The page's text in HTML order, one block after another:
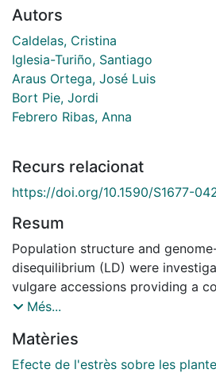
Autors
Caldelas, Cristina
Iglesia-Turiño, Santiago
Araus Ortega, José Luis
Bort Pie, Jordi
Febrero Ribas, Anna
Recurs relacionat
https://doi.org/10.1590/S1677-
Resum
Population structure and
disequilibrium (LD) were
vulgare accessions providing a
coverage of past and present
and 1,130 DArT markers. Both
coordinate analyses clearly sub-
Més...
Matèries
Efecte de l'estrès sobre les